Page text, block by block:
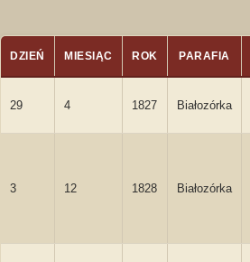
DZIEŃ MIESIĄC ROK PARAFIA
29 4 1827 Białozórka
3 12 1828 Białozórka